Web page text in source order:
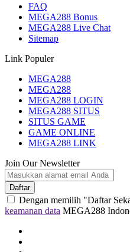
FAQ
MEGA288 Bonus
MEGA288 Live Chat
Sitemap
Link Populer
MEGA288
MEGA288
MEGA288 LOGIN
MEGA288 SITUS
SITUS GAME
GAME ONLINE
MEGA288 LINK
Join Our Newsletter
Daftar
Dengan memilih "Daftar
keamanan data MEGA288